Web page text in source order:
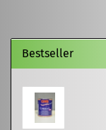
Bestseller